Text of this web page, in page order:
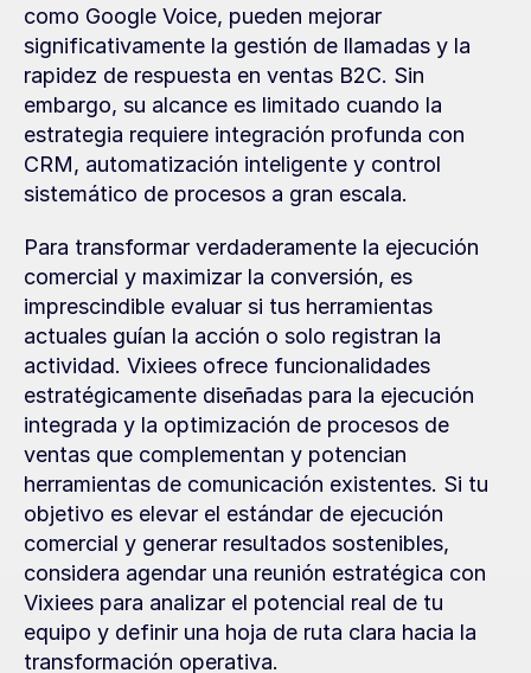
como Google Voice, pueden mejorar
significativamente la gestión de llamadas y la
rapidez de respuesta en ventas B2C. Sin
embargo, su alcance es limitado cuando la
estrategia requiere integración profunda con
CRM, automatización inteligente y control
sistemático de procesos a gran escala.
Para transformar verdaderamente la ejecución
comercial y maximizar la conversión, es
imprescindible evaluar si tus herramientas
actuales guían la acción o solo registran la
actividad. Vixiees ofrece funcionalidades
estratégicamente diseñadas para la ejecución
integrada y la optimización de procesos de
ventas que complementan y potencian
herramientas de comunicación existentes. Si tu
objetivo es elevar el estándar de ejecución
comercial y generar resultados sostenibles,
considera agendar una reunión estratégica con
Vixiees para analizar el potencial real de tu
equipo y definir una hoja de ruta clara hacia la
transformación operativa.